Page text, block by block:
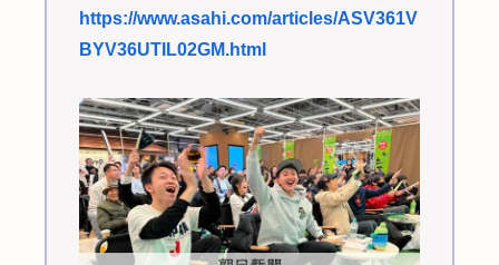
https://www.asahi.com/articles/ASV361V
BYV36UTIL02GM.html